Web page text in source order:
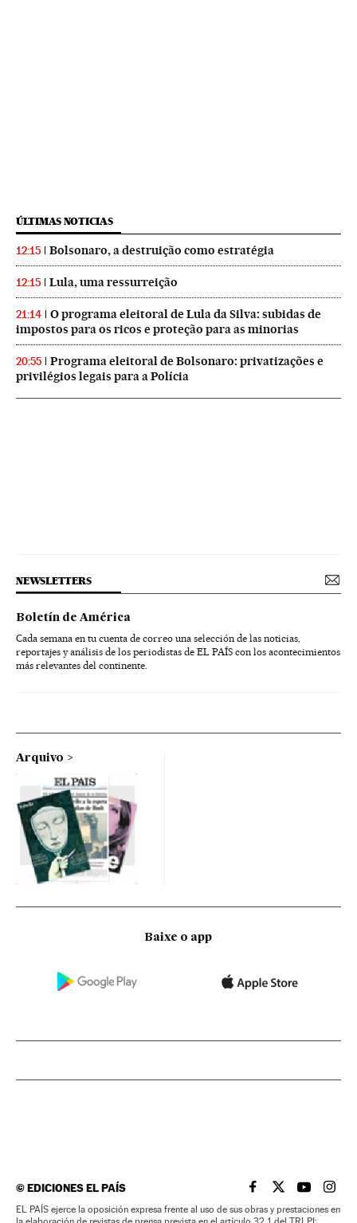
ÚLTIMAS NOTICIAS
12:15 Bolsonaro, a destruição como estratégia
12:15 Lula, uma ressurreição
21:14
O programa eleitoral de Lula da Silva: subidas de
impostos para os ricos e proteção para as minorias
20:55
Programa eleitoral de Bolsonaro: privatizações e
privilégios legais para a Polícia
NEWSLETTERS
Boletín de América
Cada semana en tu cuenta de correo una selección de las noticias,
reportajes y análisis de los periodistas de EL PAÍS con los acontecimientos
más relevantes del continente.
Arquivo
Baixe o app
©EDICIONES EL PAÍS EL PAÍS BRASIL EN
EL PAÍSEL PAÍS
EL
EL PAÍS ejerce la oposición expresa frente al uso de sus obras y prestaciones en